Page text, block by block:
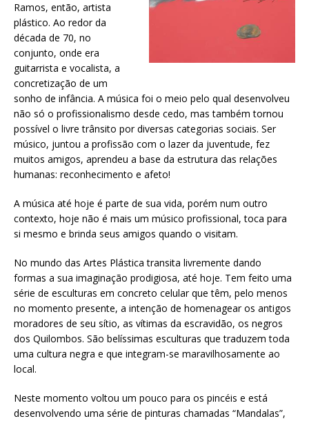
Ramos, então, artista
plástico. Ao redor da
década de 70, no
conjunto, onde era
guitarrista e vocalista, a
concretização de um
sonho de infância. A música foi o meio pelo qual desenvolveu
não só o profissionalismo desde cedo, mas também tornou
possível o livre trânsito por diversas categorias sociais. Ser
músico, juntou a profissão com o lazer da juventude, fez
muitos amigos, aprendeu a base da estrutura das relações
humanas: reconhecimento e afeto!
A música até hoje é parte de sua vida, porém num outro
contexto, hoje não é mais um músico profissional, toca para
si mesmo e brinda seus amigos quando o visitam.
No mundo das Artes Plástica transita livremente dando
formas a sua imaginação prodigiosa, até hoje. Tem feito uma
série de esculturas em concreto celular que têm, pelo menos
no momento presente, a intenção de homenagear os antigos
moradores de seu sítio, as vítimas da escravidão, os negros
dos Quilombos. São belíssimas esculturas que traduzem toda
uma cultura negra e que integram-se maravilhosamente ao
local.
Neste momento voltou um pouco para os pincéis e está
desenvolvendo uma série de pinturas chamadas “Mandalas”,